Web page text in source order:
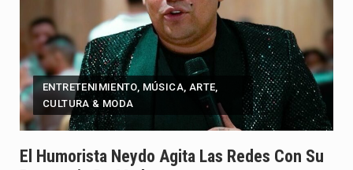
ENTRETENIMIENTO, MÚSICA, ARTE,
CULTURA & MODA
El Humorista Neydo Agita Las Redes Con Su